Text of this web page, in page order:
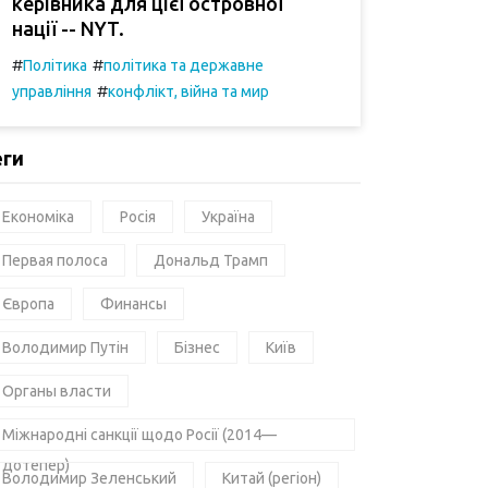
нації -- NYT.
#Політика #політика та державне
управління #конфлікт, війна та мир
Економіка Росія Україна
Первая полоса Дональд Трамп
Європа Финансы
Володимир Путін Бізнес Київ
Органы власти
Міжнародні санкції щодо Росії (2014—
дотепер)
Володимир Зеленський Китай (регіон)